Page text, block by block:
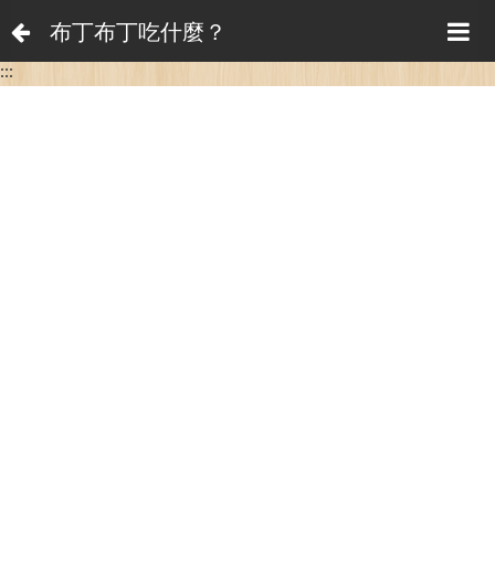
布丁布丁吃什麼？
:::